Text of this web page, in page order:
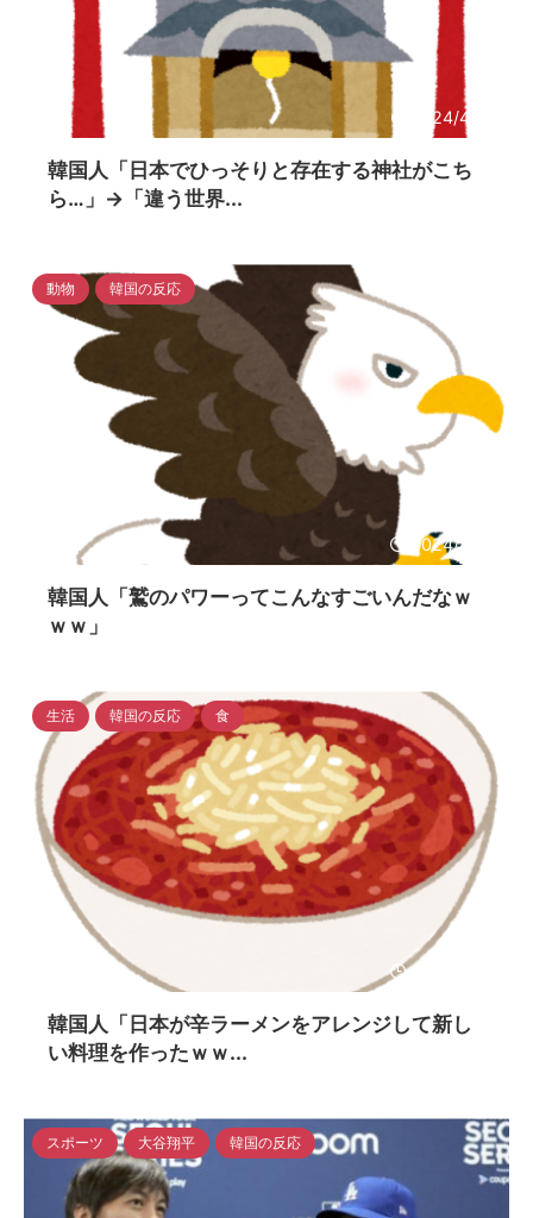
2024/4/14
韓国人「日本でひっそりと存在する神社がこち
ら…」→「違う世界...
2024/4/14
動物 韓国の反応
韓国人「鷲のパワーってこんなすごいんだなｗ
ｗｗ」
2024/4/14
生活 韓国の反応 食
韓国人「日本が辛ラーメンをアレンジして新し
い料理を作ったｗｗ...
スポーツ 大谷翔平 韓国の反応